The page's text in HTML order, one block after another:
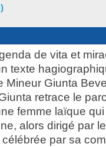
de vita et
texte
Mineur Giunta
retrace le
femme laïque
alors dirigé par
par sa